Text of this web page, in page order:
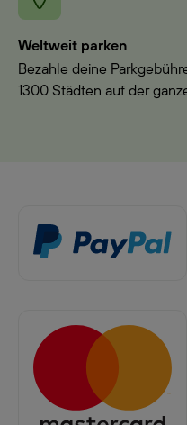
Weltweit parken
Bezahle deine
1300 Städten auf der